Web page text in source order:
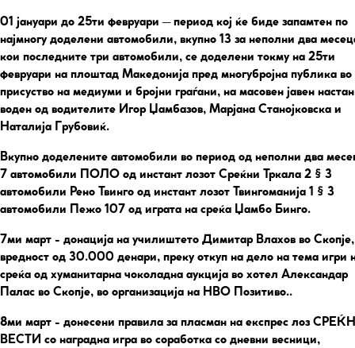
01 јануари до 25ти февруари – период кој ќе биде запамтен по
најмногу доделени автомобили, вкупно 13 за неполни два
кои последните три автомобили, се доделени токму на 25ти
февруари на плоштад Македонија пред многубројна публика во
присуство на медиуми и бројни граѓани, на масовен јавен настан
воден од водителите Игор Џамбазов, Марјана Станојковска и
Наталија Грубовиќ.
Вкупно доделените автомобили во период од неполни два
7 автомобили ПОЛО од инстант лозот Среќни Тркала 2 § 3
автомобили Рено Твинго од инстант лозот Твингоманија 1 § 3
автомобили Пежо 107 од играта на среќа Џамбо Бинго.
7ми март - донација на училиштето Димитар Влахов во
вредност од 30.000 денари, преку откуп на дело на тема игри
среќа од хуманитарна чоколадна аукција во хотел Александар
Палас во Скопје, во организација на НВО Позитиво..
8ми март - донесени правила за пласман на експрес лоз
ВЕСТИ со наградна игра во соработка со дневни весници,